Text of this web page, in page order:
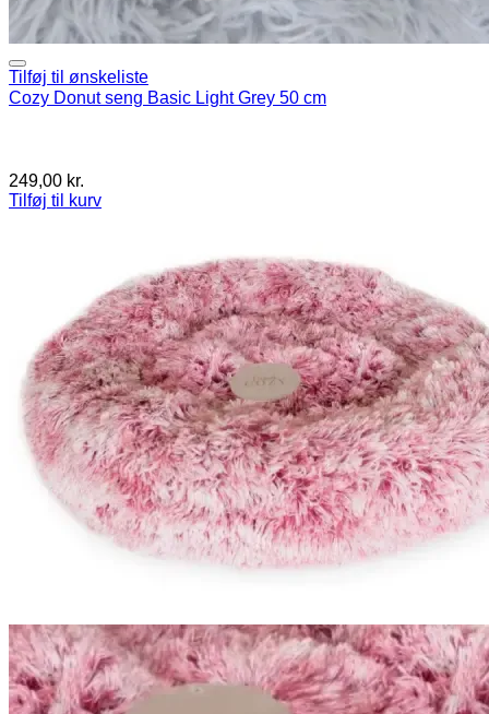
Tilføj til ønskeliste
Cozy Donut seng Basic Light Grey 50 cm
249,00 kr.
Tilføj til kurv